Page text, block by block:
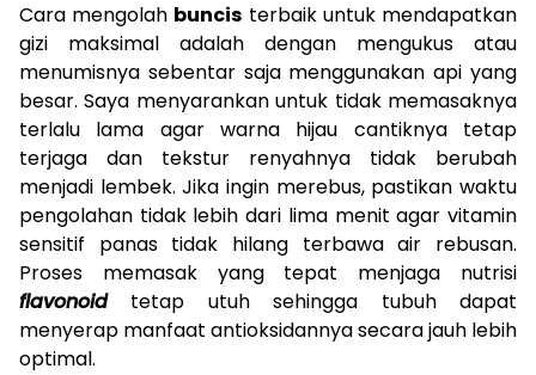
Cara mengolah buncis terbaik untuk mendapatkan
gizi maksimal adalah dengan mengukus atau
menumisnya sebentar saja menggunakan api yang
besar. Saya menyarankan untuk tidak memasaknya
terlalu lama agar warna hijau cantiknya tetap
terjaga dan tekstur renyahnya tidak berubah
menjadi lembek. Jika ingin merebus, pastikan waktu
pengolahan tidak lebih dari lima menit agar vitamin
sensitif panas tidak hilang terbawa air rebusan.
Proses memasak yang tepat menjaga nutrisi
flavonoidtetap utuh sehingga tubuh dapat
menyerap manfaat antioksidannya secara jauh lebih
optimal.